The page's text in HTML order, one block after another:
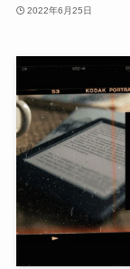
2022年6月25日